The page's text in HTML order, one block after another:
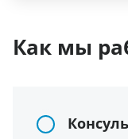
Как мы